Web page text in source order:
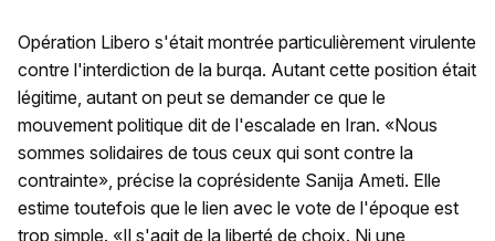
Opération Libero s'était montrée particulièrement virulente
contre l'interdiction de la burqa. Autant cette position était
légitime, autant on peut se demander ce que le
mouvement politique dit de l'escalade en Iran. «Nous
sommes solidaires de tous ceux qui sont contre la
contrainte», précise la coprésidente Sanija Ameti. Elle
estime toutefois que le lien avec le vote de l'époque est
trop simple. «Il s'agit de la liberté de choix. Ni une